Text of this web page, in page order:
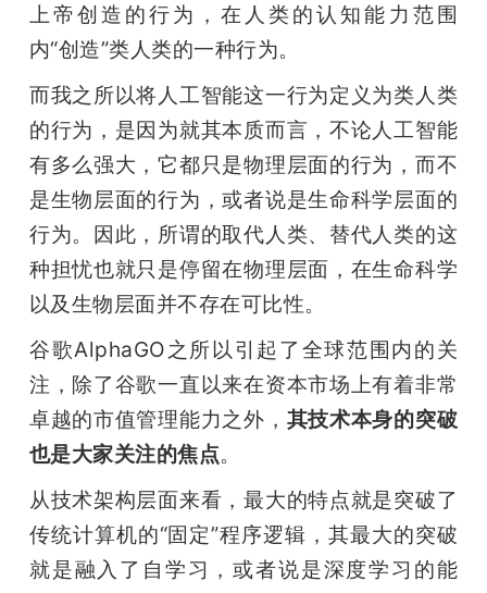
上帝创造的行为，在人类的认知能力范围
内“创造”类人类的一种行为。
而我之所以将人工智能这一行为定义为类人类
的行为，是因为就其本质而言，不论人工智能
有多么强大，它都只是物理层面的行为，而不
是生物层面的行为，或者说是生命科学层面的
行为。因此，所谓的取代人类、替代人类的这
种担忧也就只是停留在物理层面，在生命科学
以及生物层面并不存在可比性。
谷歌AlphaGO之所以引起了全球范围内的关
注，除了谷歌一直以来在资本市场上有着非常
卓越的市值管理能力之外， 其技术本身的突破
也是大家关注的焦点。
从技术架构层面来看，最大的特点就是突破了
传统计算机的“固定”程序逻辑，其最大的突破
就是融入了自学习，或者说是深度学习的能